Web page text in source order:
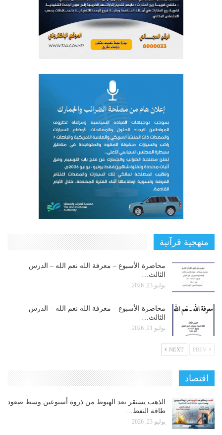
منهجية قرآنية
محاضرة الأسبوع – معرفة الله نعم الله – الدرس
الثالث…
يوليو 23, 2026
محاضرة الأسبوع – معرفة الله نعم الله – الدرس
الثالث…
يوليو 21, 2026
NEXT
اقتصاد
الذهب يستقر بعد الهبوط من ذروة أسبوعين وسط صعود
طاقة النفط…
يوليو 23, 2026